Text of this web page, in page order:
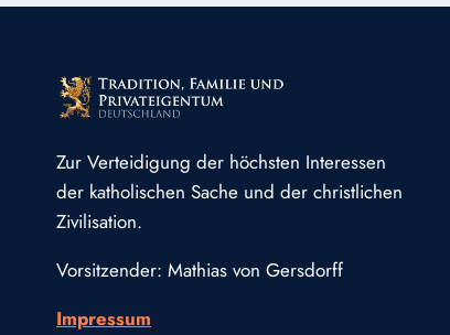
Zur Verteidigung der höchsten Interessen
der katholischen Sache und der christlichen
Zivilisation.
Vorsitzender: Mathias von Gersdorff
Impressum